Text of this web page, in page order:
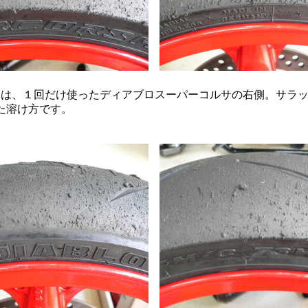
１回だけ使ったディアブロスーパーコルサの右側。サラ
溶け方です。